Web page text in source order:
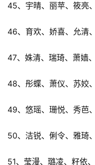
45、宇晴、丽苹、筱亮
46、育欢、娇喜、允清
47、姝清、瑞琦、萧嫱
48、彤蝶、萧仪、苏姣
49、悠瑶、珊悦、秀芭
50、洁锐、俐令、雅琦
51、莹漫、璐凌、籽依